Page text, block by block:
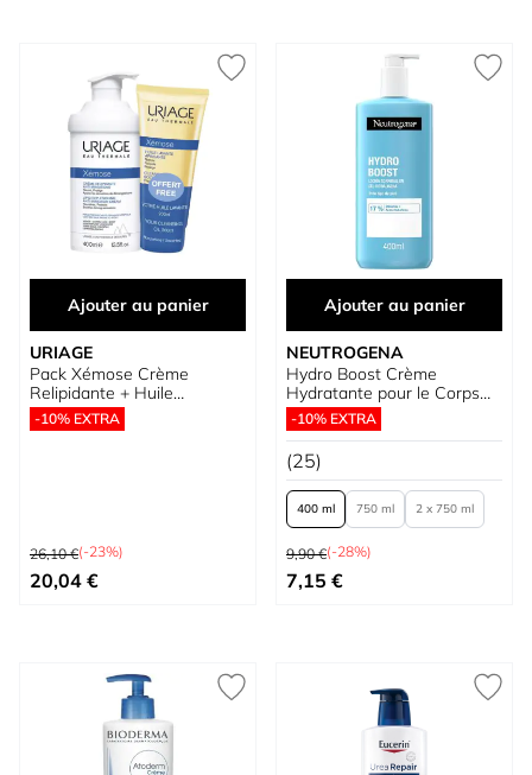
Ajouter au panier
URIAGE
Pack Xémose Crème
Relipidante + Huile
Nettoyante
-10% EXTRA
Prix normal
26,10 €(-23%)
Prix spécial
20,04 €
Ajouter au panier
NEUTROGENA
Hydro Boost Crème
Hydratante pour le Corps
en Gel Ultra Légère
-10% EXTRA
(25)
400 ml 750 ml 2 x 750 ml
Prix normal
9,90 €(-28%)
À partir de
7,15 €